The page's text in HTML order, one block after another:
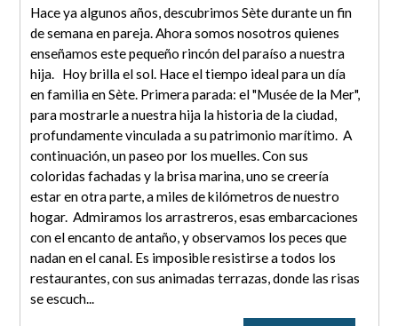
Hace ya algunos años, descubrimos Sète durante un fin
de semana en pareja. Ahora somos nosotros quienes
enseñamos este pequeño rincón del paraíso a nuestra
hija. Hoy brilla el sol. Hace el tiempo ideal para un día
en familia en Sète. Primera parada: el "Musée de la Mer",
para mostrarle a nuestra hija la historia de la ciudad,
profundamente vinculada a su patrimonio marítimo. A
continuación, un paseo por los muelles. Con sus
coloridas fachadas y la brisa marina, uno se creería
estar en otra parte, a miles de kilómetros de nuestro
hogar. Admiramos los arrastreros, esas embarcaciones
con el encanto de antaño, y observamos los peces que
nadan en el canal. Es imposible resistirse a todos los
restaurantes, con sus animadas terrazas, donde las risas
se escuch...